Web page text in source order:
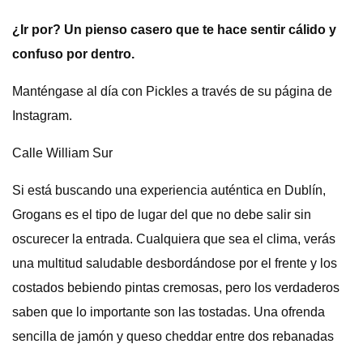
¿Ir por? Un pienso casero que te hace sentir cálido y
confuso por dentro.
Manténgase al día con Pickles a través de su página de
Instagram.
Calle William Sur
Si está buscando una experiencia auténtica en Dublín,
Grogans es el tipo de lugar del que no debe salir sin
oscurecer la entrada. Cualquiera que sea el clima, verás
una multitud saludable desbordándose por el frente y los
costados bebiendo pintas cremosas, pero los verdaderos
saben que lo importante son las tostadas. Una ofrenda
sencilla de jamón y queso cheddar entre dos rebanadas